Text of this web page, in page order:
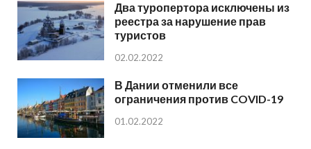
Два туропертора исключены из
реестра за нарушение прав
туристов
02.02.2022
В Дании отменили все
ограничения против COVID-19
01.02.2022